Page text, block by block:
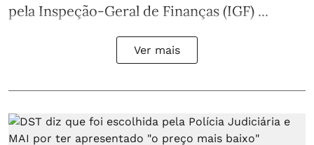
pela Inspeção-Geral de Finanças (IGF) ...
Ver mais